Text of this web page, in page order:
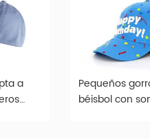
a
Pequeños
béisbol con